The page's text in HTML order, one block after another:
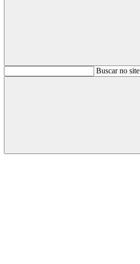
BuscarBuscar no site
Buscar